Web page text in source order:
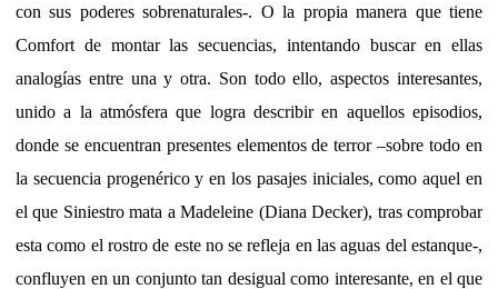
con sus poderes sobrenaturales-. O la propia manera que tiene
Comfort de montar las secuencias, intentando buscar en ellas
analogías entre una y otra. Son todo ello, aspectos interesantes,
unido a la atmósfera que logra describir en aquellos episodios,
donde se encuentran presentes elementos de terror –sobre todo en
la secuencia progenérico y en los pasajes iniciales, como aquel en
el que Siniestro mata a Madeleine (Diana Decker), tras comprobar
esta como el rostro de este no se refleja en las aguas del estanque-,
confluyen en un conjunto tan desigual como interesante, en el que